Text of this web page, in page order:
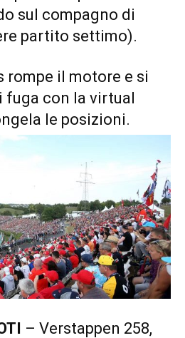
sul compagno di
partito settimo).
rompe il motore e si
fuga con la virtual
le posizioni.
– Verstappen 258,